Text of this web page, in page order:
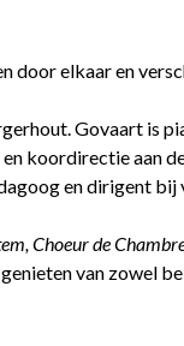
elkaar en
Govaart is
koordirectie aan
en dirigent
Choeur de
van zowel